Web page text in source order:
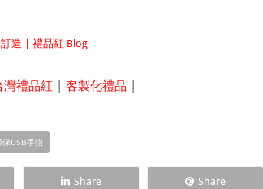
造 | 禮品紅 Blog
灣禮品紅 客製化禮品
保USB手指
Share Share